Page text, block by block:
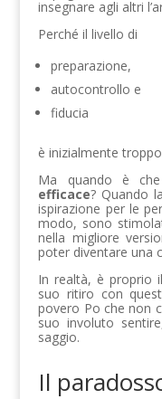
insegnare agli altri
Perché il livello di
preparazione,
autocontrollo e
fiducia
è inizialmente
Ma quando è
efficace? Quando
ispirazione per le
modo, sono
nella migliore
poter diventare una
In realtà, è proprio
suo ritiro con
povero Po che non
suo involuto
saggio.
Il